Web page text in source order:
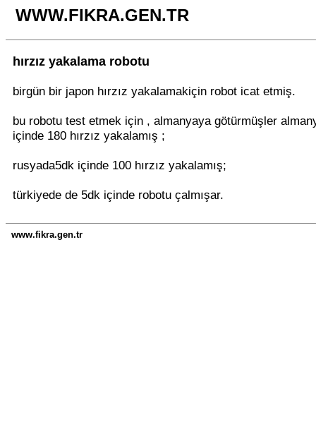
WWW.FIKRA.GEN.TR
hırzız yakalama robotu
birgün bir japon hırzız yakalamakiçin robot icat etmiş.
bu robotu test etmek için , almanyaya götürmüşler
içinde 180 hırzız yakalamış ;
rusyada5dk içinde 100 hırzız yakalamış;
türkiyede de 5dk içinde robotu çalmışar.
www.fikra.gen.tr